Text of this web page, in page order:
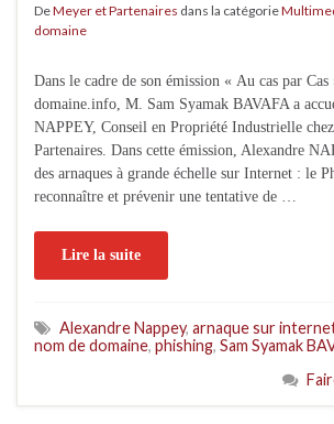
DeMeyer et Partenaires dans la catégorie
domaine
Dans le cadre de son émission « Au cas par
domaine.info, M. Sam Syamak BAVAFA a
NAPPEY, Conseil en Propriété Industrielle
Partenaires. Dans cette émission, Alexandre
des arnaques à grande échelle sur Internet : le
reconnaître et prévenir une tentative de …
Lire la suite
Alexandre Nappey, arnaque sur
nom de domaine, phishing, Sam Syamak